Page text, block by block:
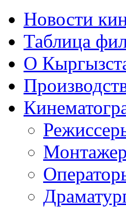
Новости
Таблица
О